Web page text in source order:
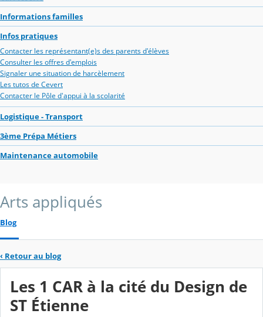
Informations familles
Infos pratiques
Contacter les représentant(e)s des parents d'élèves
Consulter les offres d'emplois
Signaler une situation de harcèlement
Les tutos de Cevert
Contacter le Pôle d'appui à la scolarité
Logistique - Transport
3ème Prépa Métiers
Maintenance automobile
Arts appliqués
Blog
‹ Retour au blog
Les 1 CAR à la cité du Design de
ST Étienne